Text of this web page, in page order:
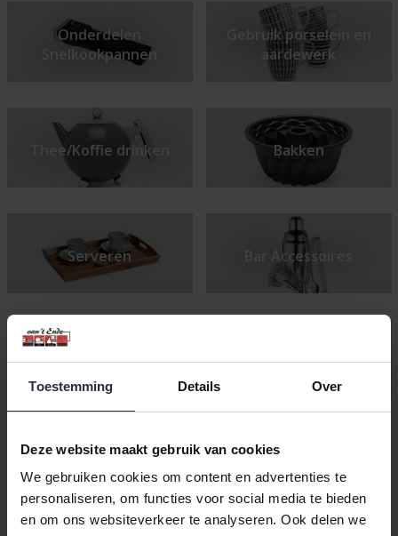
Toestemming Details Over
Deze website maakt gebruik van cookies
We gebruiken cookies om content en advertenties te
personaliseren, om functies voor social media te bieden
en om ons websiteverkeer te analyseren. Ook delen we
Onderdelen
Snelkookpannen
Gebruik porselein en
aardewerk
Thee/Koffie drinken Bakken
Serveren Bar Accessoires
Keukentextiel
kookpannen &
koekenpannen
Koken & Eten
Onze webshop is de webshop voor al uw
keukenaccessoires. Alles wat u nodig bent in uw keuken
vindt u bij van ’t Ende. Zowel online als in onze winkel kunt u
terecht voor een altijd up to date ruim assortiment aan